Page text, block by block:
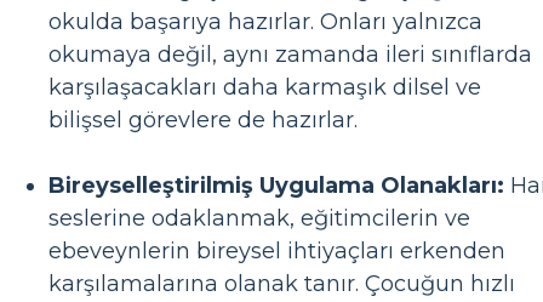
okulda başarıya hazırlar. Onları yalnızca
okumaya değil, aynı zamanda ileri sınıflarda
karşılaşacakları daha karmaşık dilsel ve
bilişsel görevlere de hazırlar.
Bireyselleştirilmiş Uygulama Olanakları:
seslerine odaklanmak, eğitimcilerin ve
ebeveynlerin bireysel ihtiyaçları erkenden
karşılamalarına olanak tanır. Çocuğun hızlı